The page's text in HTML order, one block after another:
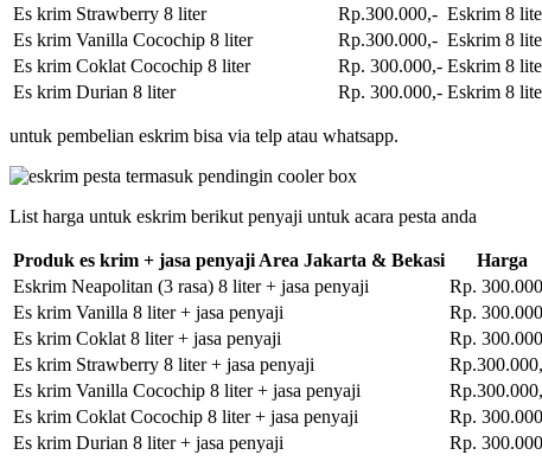
Es krim Strawberry 8 liter
Rp.300.000,- Eskrim 8
Es krim Vanilla Cocochip 8 liter
Rp.300.000,- Eskrim 8
Es krim Coklat Cocochip 8 liter
Rp. 300.000,- Eskrim 8
Es krim Durian 8 liter
Rp. 300.000,- Eskrim 8
untuk pembelian eskrim bisa via telp atau whatsapp.
List harga untuk eskrim berikut penyaji untuk acara pesta anda
Produk es krim + jasa penyaji Area Jakarta & Bekasi Harga
Eskrim Neapolitan (3 rasa) 8 liter + jasa penyaji
Rp.
Es krim Vanilla 8 liter + jasa penyaji
Rp.
Es krim Coklat 8 liter + jasa penyaji
Rp.
Es krim Strawberry 8 liter + jasa penyaji
Es krim Vanilla Cocochip 8 liter + jasa penyaji
Es krim Coklat Cocochip 8 liter + jasa penyaji
Rp.
Es krim Durian 8 liter + jasa penyaji
Rp.